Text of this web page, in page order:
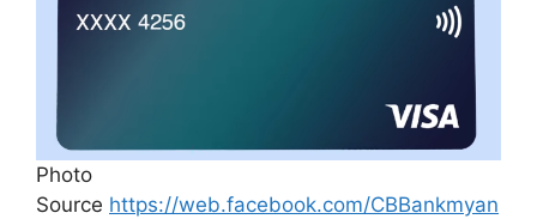
Photo
Source https://web.facebook.com/CBBankmyan